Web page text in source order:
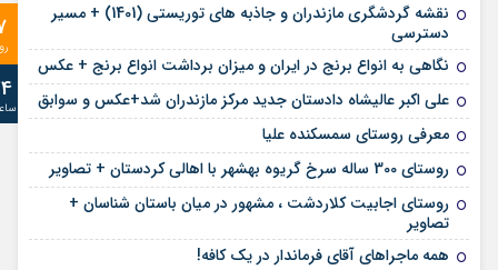
نقشه گردشگری مازندران و جاذبه های توریستی (1401) + مسیر
دسترسی
نگاهی به انواع برنج در ایران و میزان برداشت انواع برنج + عکس
علی‌ اکبر عالیشاه دادستان جدید مرکز مازندران شد+عکس و سوابق
معرفی روستای سمسکنده علیا
روستای 300 ساله سرخ ‌گریوه بهشهر با اهالی کردستان + تصاویر
روستای اجابیت کلاردشت ، مشهور در میان باستان شناسان +
تصاویر
همه ماجراهای آقای فرماندار در یک کافه!